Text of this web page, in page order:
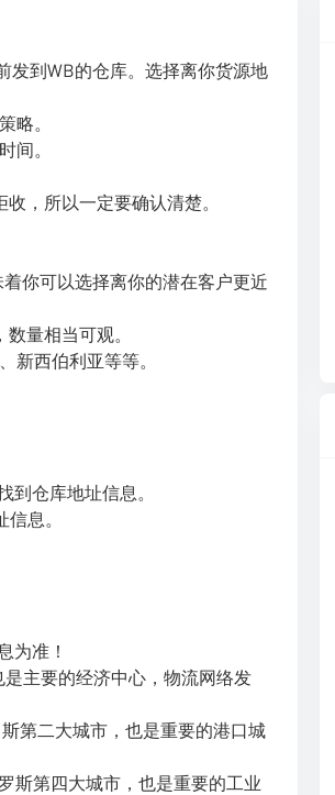
发到WB的仓库。选择离你货源地
略。
间。
，所以一定要确认清楚。
你可以选择离你的潜在客户更近
量相当可观。
新西伯利亚等等。
仓库地址信息。
息。
为准！
主要的经济中心，物流网络发
第二大城市，也是重要的港口城
斯第四大城市，也是重要的工业